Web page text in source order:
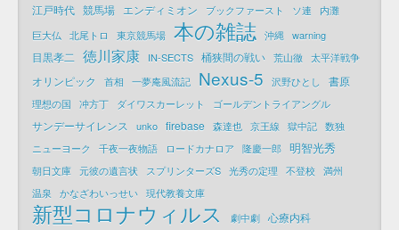
江戸時代 競馬場 エンディミオン ブックファースト ソ連
内灘
巨大仏
北尾トロ 東京競馬場 本の雑誌 沖縄 warning
目黒孝二 徳川家康 IN-SECTS 桶狭間の戦い 荒山徹 太平洋戦争
オリンピック 首相 一夢庵風流記 Nexus-5 沢野ひとし 書原
理想の国 冲方丁 ダイワスカーレット ゴールデントライアングル
サンデーサイレンス unko firebase 森達也 京王線 獄中記 数独
ニューヨーク
千夜一夜物語 ロードカナロア 隆慶一郎 明智光秀
朝日文庫 元彼の遺言状 スプリンターズS 光秀の定理 不登校 満州
温泉
かなざわいっせい 現代教養文庫
新型コロナウィルス 劇中劇 心療内科